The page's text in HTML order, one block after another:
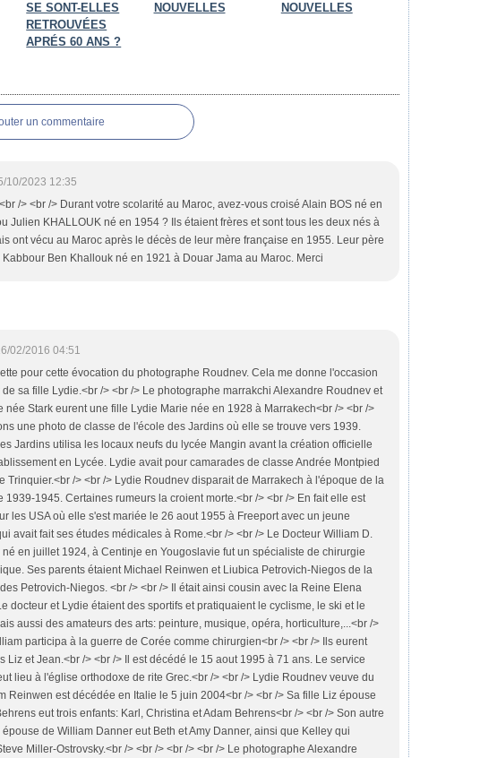
SE SONT-ELLES
RETROUVÉES
APRÉS 60 ANS ?
NOUVELLES
NOUVELLES
un commentaire
10/2023 12:35
/> <br /> Durant votre scolarité au Maroc, avez-vous croisé Alain BOS né en
Julien KHALLOUK né en 1954 ? Ils étaient frères et sont tous les deux nés à
ont vécu au Maroc après le décès de leur mère française en 1955. Leur père
Ben Khallouk né en 1921 à Douar Jama au Maroc. Merci
02/2016 04:51
pour cette évocation du photographe Roudnev. Cela me donne l'occasion
sa fille Lydie.<br /> <br /> Le photographe marrakchi Alexandre Roudnev et
née Stark eurent une fille Lydie Marie née en 1928 à Marrakech<br /> <br />
une photo de classe de l'école des Jardins où elle se trouve vers 1939.
Jardins utilisa les locaux neufs du lycée Mangin avant la création officielle
en Lycée. Lydie avait pour camarades de classe Andrée Montpied
Trinquier.<br /> <br /> Lydie Roudnev disparait de Marrakech à l'époque de la
1939-1945. Certaines rumeurs la croient morte.<br /> <br /> En fait elle est
les USA où elle s'est mariée le 26 aout 1955 à Freeport avec un jeune
avait fait ses études médicales à Rome.<br /> <br /> Le Docteur William D.
né en juillet 1924, à Centinje en Yougoslavie fut un spécialiste de chirurgie
Ses parents étaient Michael Reinwen et Liubica Petrovich-Niegos de la
Petrovich-Niegos. <br /> <br /> Il était ainsi cousin avec la Reine Elena
docteur et Lydie étaient des sportifs et pratiquaient le cyclisme, le ski et le
aussi des amateurs des arts: peinture, musique, opéra, horticulture,...<br />
participa à la guerre de Corée comme chirurgien<br /> <br /> Ils eurent
Liz et Jean.<br /> <br /> Il est décédé le 15 aout 1995 à 71 ans. Le service
lieu à l'église orthodoxe de rite Grec.<br /> <br /> Lydie Roudnev veuve du
Reinwen est décédée en Italie le 5 juin 2004<br /> <br /> Sa fille Liz épouse
eut trois enfants: Karl, Christina et Adam Behrens<br /> <br /> Son autre
de William Danner eut Beth et Amy Danner, ainsi que Kelley qui
Miller-Ostrovsky.<br /> <br /> <br /> <br /> Le photographe Alexandre